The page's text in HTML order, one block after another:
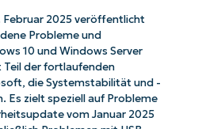
Februar 2025 veröffentlicht
Probleme und
10 und Windows Server
Teil der fortlaufenden
die Systemstabilität und -
Es zielt speziell auf Probleme
vom Januar 2025